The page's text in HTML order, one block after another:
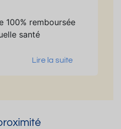
100% remboursée
santé
Lire la suite